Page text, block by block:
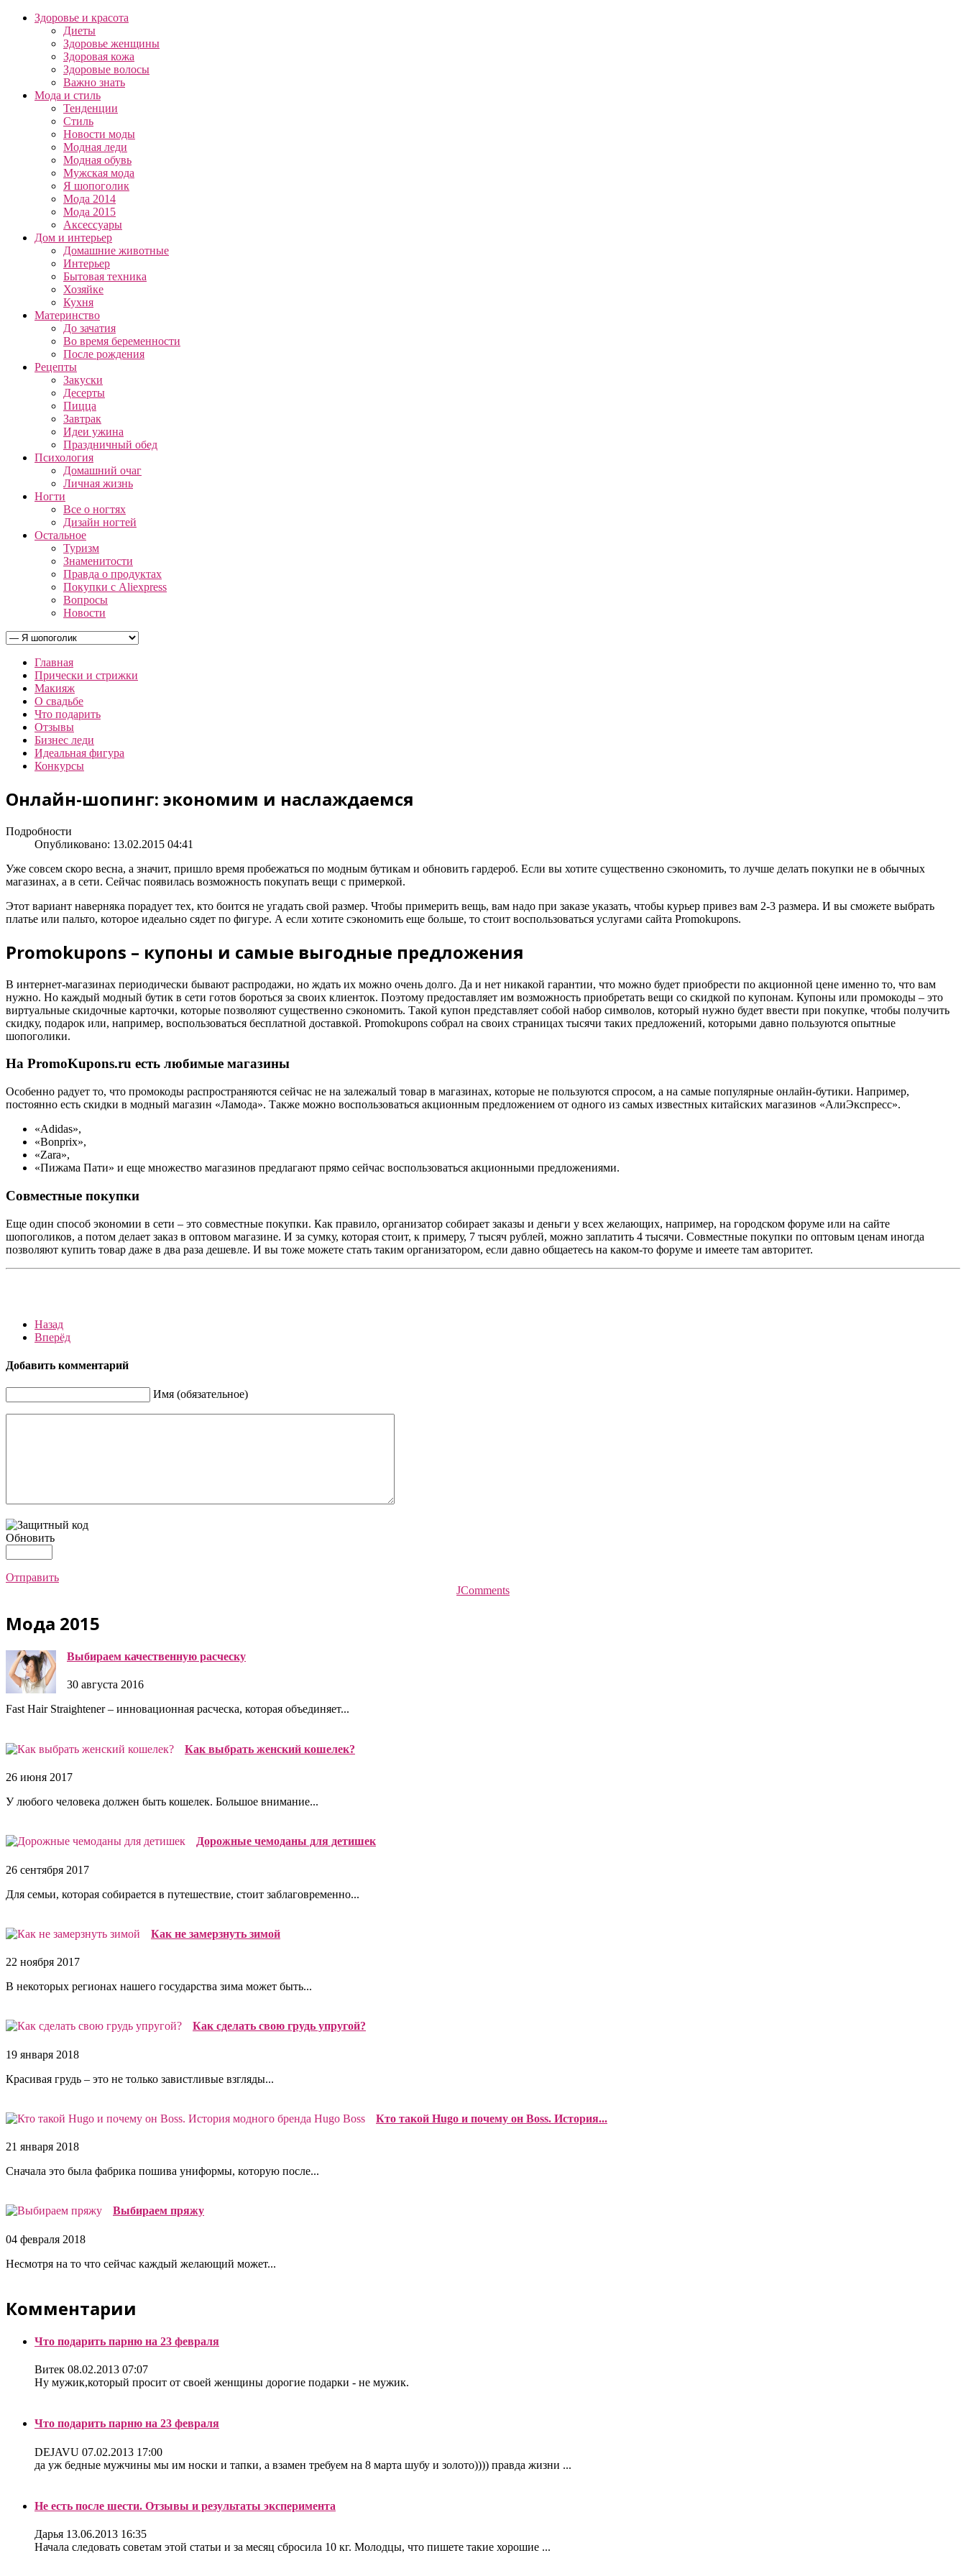
Здоровье и красота
Диеты
Здоровье женщины
Здоровая кожа
Здоровые волосы
Важно знать
Мода и стиль
Тенденции
Стиль
Новости моды
Модная леди
Модная обувь
Мужская мода
Я шопоголик
Мода 2014
Мода 2015
Аксессуары
Дом и интерьер
Домашние животные
Интерьер
Бытовая техника
Хозяйке
Кухня
Материнство
До зачатия
Во время беременности
После рождения
Рецепты
Закуски
Десерты
Пицца
Завтрак
Идеи ужина
Праздничный обед
Психология
Домашний очаг
Личная жизнь
Ногти
Все о ногтях
Дизайн ногтей
Остальное
Туризм
Знаменитости
Правда о продуктах
Покупки с Aliexpress
Вопросы
Новости
Главная
Прически и стрижки
Макияж
О свадьбе
Что подарить
Отзывы
Бизнес леди
Идеальная фигура
Конкурсы
Онлайн-шопинг: экономим и наслаждаемся
Подробности
Опубликовано: 13.02.2015 04:41
Уже совсем скоро весна, а значит, пришло время пробежаться по модным бутикам и обновить гардероб. Если вы хотите существенно сэкономить, то лучше делать покупки не в обычных
магазинах, а в сети. Сейчас появилась возможность покупать вещи с примеркой.
Этот вариант наверняка порадует тех, кто боится не угадать свой размер. Чтобы примерить вещь, вам надо при заказе указать, чтобы курьер привез вам 2-3 размера. И вы сможете выбрать
платье или пальто, которое идеально сядет по фигуре. А если хотите сэкономить еще больше, то стоит воспользоваться услугами сайта Promokupons.
Promokupons – купоны и самые выгодные предложения
В интернет-магазинах периодически бывают распродажи, но ждать их можно очень долго. Да и нет никакой гарантии, что можно будет приобрести по акционной цене именно то, что вам
нужно. Но каждый модный бутик в сети готов бороться за своих клиенток. Поэтому предоставляет им возможность приобретать вещи со скидкой по купонам. Купоны или промокоды – это
виртуальные скидочные карточки, которые позволяют существенно сэкономить. Такой купон представляет собой набор символов, который нужно будет ввести при покупке, чтобы получить
скидку, подарок или, например, воспользоваться бесплатной доставкой. Promokupons собрал на своих страницах тысячи таких предложений, которыми давно пользуются опытные
шопоголики.
На PromoKupons.ru есть любимые магазины
Особенно радует то, что промокоды распространяются сейчас не на залежалый товар в магазинах, которые не пользуются спросом, а на самые популярные онлайн-бутики. Например,
постоянно есть скидки в модный магазин «Ламода». Также можно воспользоваться акционным предложением от одного из самых известных китайских магазинов «АлиЭкспресс».
«Adidas»,
«Bonprix»,
«Zara»,
«Пижама Пати» и еще множество магазинов предлагают прямо сейчас воспользоваться акционными предложениями.
Совместные покупки
Еще один способ экономии в сети – это совместные покупки. Как правило, организатор собирает заказы и деньги у всех желающих, например, на городском форуме или на сайте
шопоголиков, а потом делает заказ в оптовом магазине. И за сумку, которая стоит, к примеру, 7 тысяч рублей, можно заплатить 4 тысячи. Совместные покупки по оптовым ценам иногда
позволяют купить товар даже в два раза дешевле. И вы тоже можете стать таким организатором, если давно общаетесь на каком-то форуме и имеете там авторитет.
Назад
Вперёд
Добавить комментарий
Имя (обязательное)
Обновить
Отправить
JComments
Мода 2015
Выбираем качественную расческу
30 августа 2016
Fast Hair Straightener – инновационная расческа, которая объединяет...
Как выбрать женский кошелек?
26 июня 2017
У любого человека должен быть кошелек. Большое внимание...
Дорожные чемоданы для детишек
26 сентября 2017
Для семьи, которая собирается в путешествие, стоит заблаговременно...
Как не замерзнуть зимой
22 ноября 2017
В некоторых регионах нашего государства зима может быть...
Как сделать свою грудь упругой?
19 января 2018
Красивая грудь – это не только завистливые взгляды...
Кто такой Hugo и почему он Boss. История...
21 января 2018
Сначала это была фабрика пошива униформы, которую после...
Выбираем пряжу
04 февраля 2018
Несмотря на то что сейчас каждый желающий может...
Комментарии
Что подарить парню на 23 февраля
Витек 08.02.2013 07:07
Ну мужик,который просит от своей женщины дорогие подарки - не мужик.
Что подарить парню на 23 февраля
DEJAVU 07.02.2013 17:00
да уж бедные мужчины мы им носки и тапки, а взамен требуем на 8 марта шубу и золото)))) правда жизни ...
Не есть после шести. Отзывы и результаты эксперимента
Дарья 13.06.2013 16:35
Начала следовать советам этой статьи и за месяц сбросила 10 кг. Молодцы, что пишете такие хорошие ...